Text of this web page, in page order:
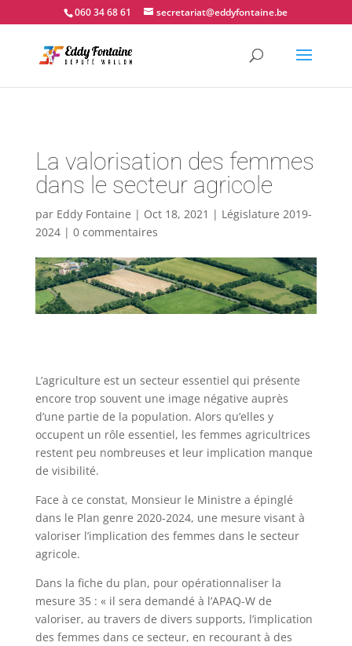
📍 Couvin - 060.34.68.61
060 34 68 61 secretariat@eddyfontaine.be
La valorisation des femmes
dans le secteur agricole
par Eddy Fontaine | Oct 18, 2021 | Législature 2019-
2024| 0 commentaires
L’agriculture est un secteur essentiel qui présente
encore trop souvent une image négative auprès
d’une partie de la population. Alors qu’elles y
occupent un rôle essentiel, les femmes agricultrices
restent peu nombreuses et leur implication manque
de visibilité.
Face à ce constat, Monsieur le Ministre a épinglé
dans le Plan genre 2020-2024, une mesure visant à
valoriser l’implication des femmes dans le secteur
agricole.
Dans la fiche du plan, pour opérationnaliser la
mesure 35 : « il sera demandé à l’APAQ-W de
valoriser, au travers de divers supports, l’implication
des femmes dans ce secteur, en recourant à des